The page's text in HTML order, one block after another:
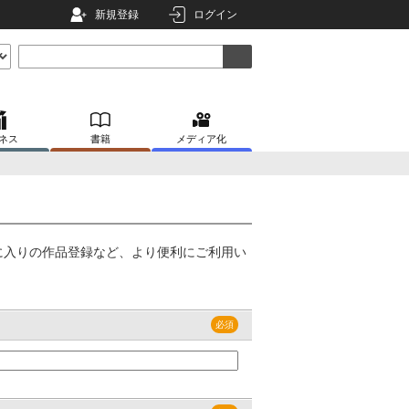
新規登録 ログイン
ス 書籍 メディア化
りの作品登録など、より便利にご利用い